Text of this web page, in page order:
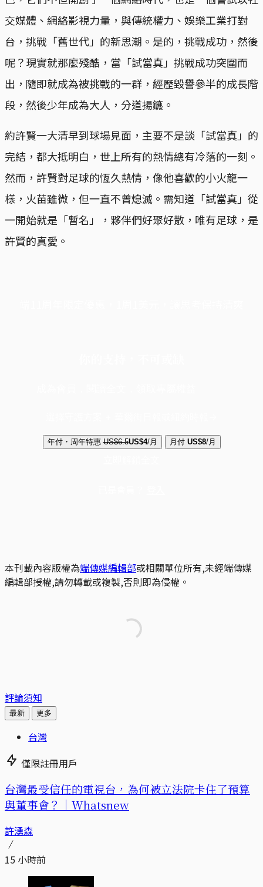
交媒體、網絡影視力量，與傳統權力、娛樂工業打對
台，挑戰「舊世代」的新思潮。是的，挑戰成功，然後
呢？現實就那麼殘酷，當「試當真」挑戰成功突圍而
出，隨即就成為被挑戰的一群，經歷毀譽參半的成長階
段，然後少年成為大人，分道揚鑣。
約許賢一大清早到球場見面，主要不是談「試當真」的
完結，都大抵明白，世上所有的熱情總有冷落的一刻。
然而，許賢對足球的恆久熱情，像他喜歡的小火龍一
樣，火苗雖微，但一直不曾熄滅。需知道「試當真」從
一開始就是「暫名」，夥伴們好聚好散，唯有足球，是
許賢的真愛。
年付・周年特惠 US$6.5US$4/月 月付 US$8/月
本刊載內容版權為端傳媒編輯部或相關單位所有,未經端傳媒
編輯部授權,請勿轉載或複製,否則即為侵權。
評論須知
最新 更多
台灣
僅限註冊用戶
台灣最受信任的電視台，為何被立法院卡住了預算
與董事會？｜Whatsnew
許湧森
15 小時前